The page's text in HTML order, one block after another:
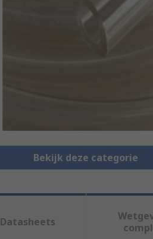
Bekijk deze categorie
Datasheets